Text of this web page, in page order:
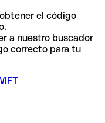
el código
a nuestro buscador
correcto para tu